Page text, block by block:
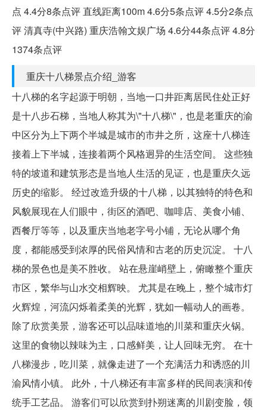
点 4.4分8条点评 直线距离100m 4.6分5条点评 4.5分2条点
评 清真寺(中兴路) 重庆浩翰文娱广场 4.6分44条点评 4.8分
1374条点评
重庆十八梯景点介绍_游客
十八梯的名字起源于明朝，当地一口井距离居民住处正好
是十八步石梯，当地人称其为\"十八梯\"，也是老重庆的渝
中区分为上下两个半城是城市的市井之所，这座十八梯连
接着上下半城，连接着两个风格迥异的生活空间。 这些独
特的坡道和建筑形态是当地人生活的见证，也是重庆久远
历史的缩影。 经过改造升级的十八梯，以其独特的特色和
风貌展现在人们眼中，街区的酒吧、咖啡店、美食小铺、
西餐厅等等，以及重庆当地老字号小铺，无论从哪个角
度，都能感受到浓厚的民俗风情和古老的历史沉淀。 十八
梯的景色也是美不胜收。 站在悬崖峭壁上，俯瞰整个重庆
市区，繁华与山水交相辉映。 尤其是在晚上，整个城市灯
火辉煌，河流闪烁着柔美的光辉，犹如一幅动人的画卷。
除了欣赏美景，游客还可以品味道地的川菜和重庆火锅。
这里的食物以辣味为主，口感鲜美，让人回味无穷。 在十
八梯漫步，吃川菜，就像走进了一个充满活力和诱惑的川
渝风情小镇。 此外，十八梯还有丰富多样的民间表演和传
统手工艺品。 游客们可以欣赏到扑朔迷离的川剧变脸，领